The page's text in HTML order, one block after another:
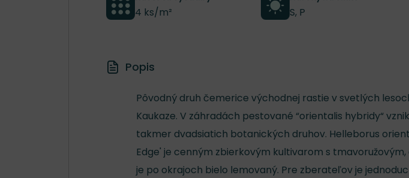
4 ks/m² S, P
Popis
Pôvodný druh čemerice východnej rastie v svetlých
Kaukaze. V záhradách pestované “orientalis hybridy“
takmer dvadsiatich botanických druhov. Helleborus
Edge' je cenným zbierkovým kultivarom s
je po okrajoch bielo lemovaný. Pre zberateľov je